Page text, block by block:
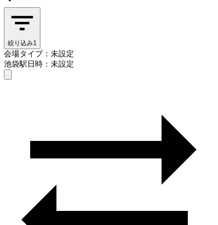
絞り込み1
会場タイプ：未設定
池袋駅日時：未設定